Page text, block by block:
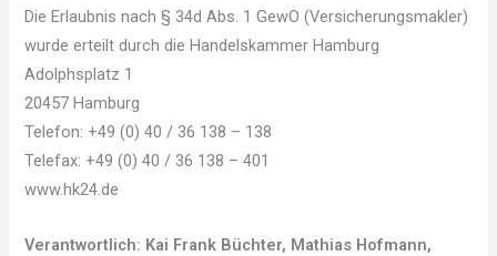
Die Erlaubnis nach § 34d Abs. 1 GewO (Versicherungsmakler)
wurde erteilt durch die Handelskammer Hamburg
Adolphsplatz 1
20457 Hamburg
Telefon: +49 (0) 40 / 36 138 – 138
Telefax: +49 (0) 40 / 36 138 – 401
www.hk24.de
Verantwortlich: Kai Frank Büchter, Mathias Hofmann,